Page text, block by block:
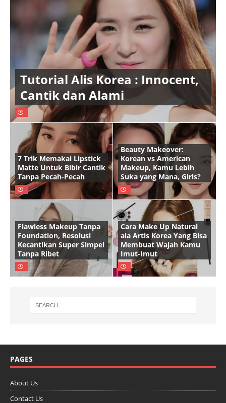
Tutorial Alis Korea : Innocent,
Cantik dan Alami
7 Trik Memakai Lipstick
Matte Untuk Bibir Cantik
Tanpa Pecah-Pecah
Beauty Makeover:
Korean vs American
Makeup, Kamu Lebih
Suka yang Mana, Girls?
Flawless Makeup Tanpa
Foundation, Resolusi
Kecantikan Super Simpel
Tanpa Ribet
Cara Make Up Natural
ala Artis Korea Yang Bisa
Membuat Wajah Kamu
Imut-Imut
PAGES
About Us
Contact Us